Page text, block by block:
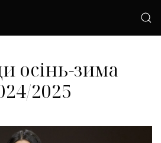
осінь-зима
2025